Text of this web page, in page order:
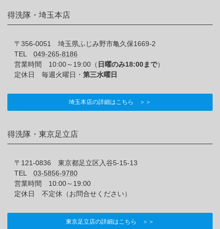
得洗隊・埼玉本店
〒356-0051 埼玉県ふじみ野市亀久保1669-2
TEL 049-265-8186
営業時間 10:00～19:00（ 日曜のみ18:00まで）
定休日 毎週火曜日・ 第三水曜日
埼玉本店の詳細はこちら ＞＞
得洗隊・東京足立店
〒121-0836 東京都足立区入谷5-15-13
TEL 03-5856-9780
営業時間 10:00～19:00
定休日 不定休（お問合せください）
東京足立店の詳細はこちら ＞＞